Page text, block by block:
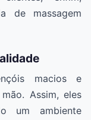
de massagem
macios e
Assim, eles
um ambiente